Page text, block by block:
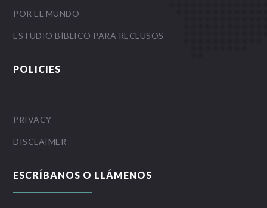
POR EL MUNDO
ESTUDIO BÍBLICO PARA RECLUSOS
POLICIES
PRIVACY
DISCLAIMER
ESCRÍBANOS O LLÁMENOS